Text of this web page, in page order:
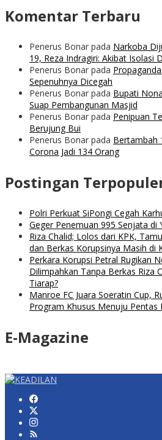
Komentar Terbaru
Penerus Bonar pada Narkoba
19, Reza Indragiri: Akibat Isolasi
Penerus Bonar pada
Sepenuhnya Dicegah
Penerus Bonar pada Bupati
Suap Pembangunan Masjid
Penerus Bonar pada Penipuan
Berujung Bui
Penerus Bonar pada Bertambah
Corona Jadi 134 Orang
Postingan
Polri Perkuat SiPongi Cegah
Geger Penemuan 995 Senjata di
Riza Chalid; Lolos dari KPK,
dan Berkas Korupsinya Masih di
Perkara Korupsi Petral Rugikan
Dilimpahkan Tanpa Berkas Riza
Tiarap?
Manroe FC Juara Soeratin Cup,
Program Khusus Menuju Pentas
E-Magazine